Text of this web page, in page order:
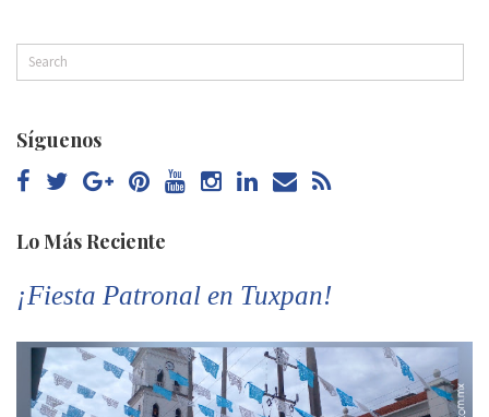
Síguenos
Lo Más Reciente
¡Fiesta Patronal en Tuxpan!